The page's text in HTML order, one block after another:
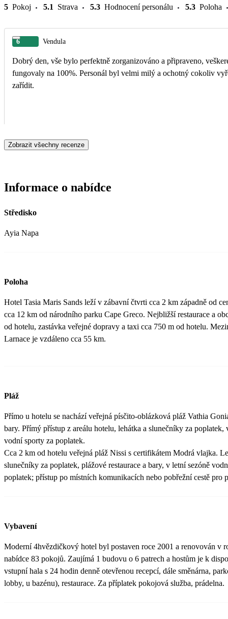
5 Pokoj 5.1 Strava 5.3 Hodnocení personálu 5.3 Poloha
6 Vendula
Dobrý den, vše bylo perfektně zorganizováno a připraveno,
fungovaly na 100%. Personál byl velmi milý a ochotný cokoliv
zařídit.
Zobrazit všechny recenze
Informace o nabídce
Středisko
Ayia Napa
Poloha
Hotel Tasia Maris Sands leží v zábavní čtvrti cca 2 km západně od
cca 12 km od národního parku Cape Greco. Nejbližší restaurace a
od hotelu, zastávka veřejné dopravy a taxi cca 750 m od hotelu.
Larnace je vzdáleno cca 55 km.
Pláž
Přímo u hotelu se nachází veřejná písčito-oblázková pláž Vathia
bary. Přímý přístup z areálu hotelu, lehátka a slunečníky za poplatek,
vodní sporty za poplatek.
Cca 2 km od hotelu veřejná pláž Nissi s certifikátem Modrá vlajka.
slunečníky za poplatek, plážové restaurace a bary, v letní sezóně
poplatek; přístup po místních komunikacích nebo pobřežní cestě pro
Vybavení
Moderní 4hvězdičkový hotel byl postaven roce 2001 a renovován v
nabídce 83 pokojů. Zaujímá 1 budovu o 6 patrech a hostům je k
vstupní hala s 24 hodin denně otevřenou recepcí, dále směnárna,
lobby, u bazénu), restaurace. Za příplatek pokojová služba, prádelna.